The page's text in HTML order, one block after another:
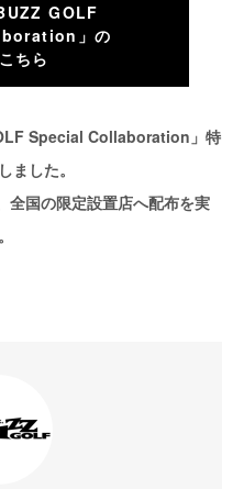
GOLF
」の
ちら
Special Collaboration」特
ました。
全国の限定設置店へ配布を実